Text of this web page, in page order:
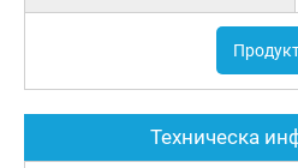
Техническа